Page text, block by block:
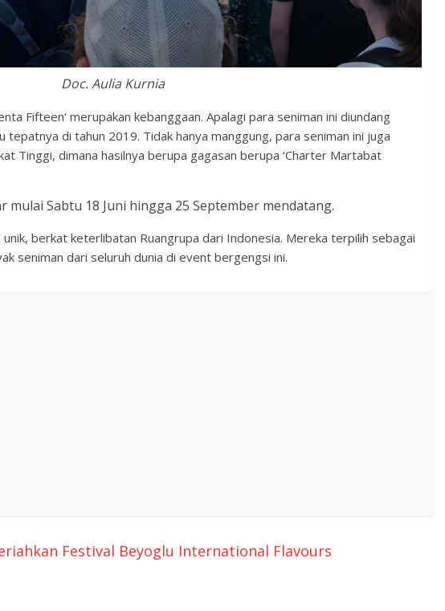
Doc. Aulia Kurnia
Fifteen‘ merupakan kebanggaan. Apalagi para seniman ini diundang
tepatnya di tahun 2019. Tidak hanya manggung, para seniman ini juga
Tinggi, dimana hasilnya berupa gagasan berupa ‘Charter Martabat
mulai Sabtu 18 Juni hingga 25 September mendatang.
berkat keterlibatan Ruangrupa dari Indonesia. Mereka terpilih sebagai
seniman dari seluruh dunia di event bergengsi ini.
Festival Beyoglu International Flavours